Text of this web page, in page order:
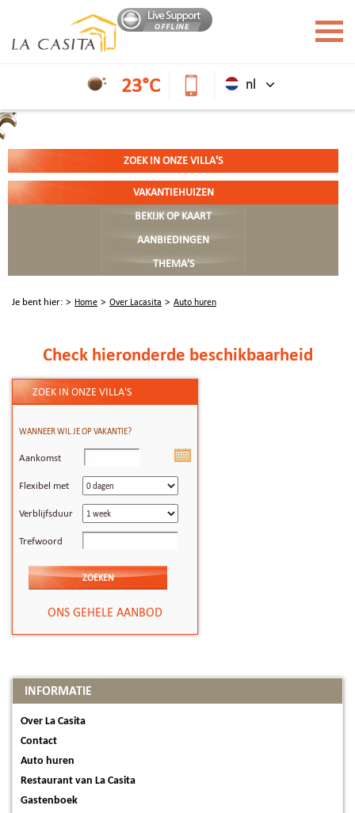
23°C nl
ZOEK IN ONZE VILLA'S
VAKANTIEHUIZEN
BEKIJK OP KAART
AANBIEDINGEN
THEMA'S
Je bent hier: Home Over Lacasita Auto huren
Check hieronderde beschikbaarheid
ZOEK IN ONZE VILLA'S
WANNEER WIL JE OP VAKANTIE?
Aankomst
Flexibel met
Verblijfsduur
Trefwoord
ONS GEHELE AANBOD
INFORMATIE
Over La Casita
Contact
Auto huren
Restaurant van La Casita
Gastenboek